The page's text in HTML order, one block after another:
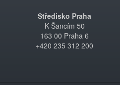
Středisko Praha
K Šancím 50
163 00 Praha 6
+420 235 312 200